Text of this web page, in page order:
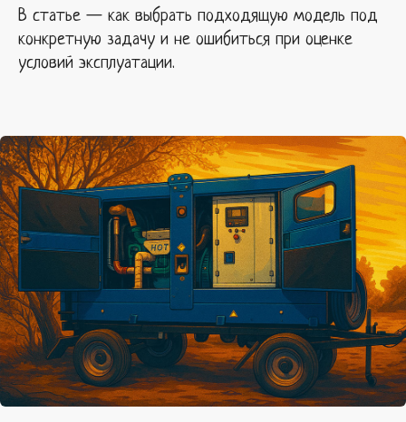
В статье — как выбрать подходящую модель под
конкретную задачу и не ошибиться при оценке
условий эксплуатации.